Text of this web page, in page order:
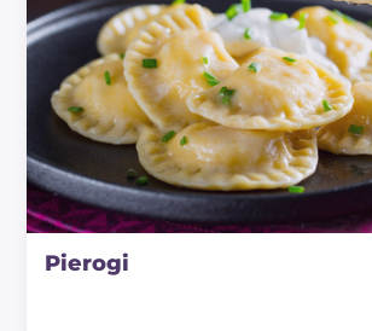
Pierogi